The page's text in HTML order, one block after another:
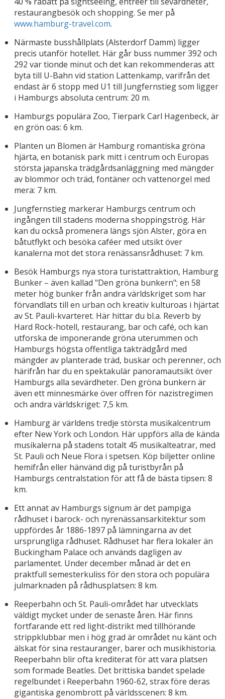
restaurangbesök och shopping. Se mer på
www.hamburg-travel.com.
Närmaste busshållplats (Alsterdorf Damm) ligger
precis utanför hotellet. Här går buss nummer 392 och
292 var tionde minut och det kan rekommenderas att
byta till U-Bahn vid station Lattenkamp, varifrån det
endast är 6 stopp med U1 till Jungfernstieg som ligger
i Hamburgs absoluta centrum: 20 m.
Hamburgs populära Zoo, Tierpark Carl Hagenbeck, är
en grön oas: 6 km.
Planten un Blomen är Hamburg romantiska gröna
hjärta, en botanisk park mitt i centrum och Europas
största japanska trädgårdsanläggning med mängder
av blommor och träd, fontäner och vattenorgel med
mera: 7 km.
Jungfernstieg markerar Hamburgs centrum och
ingången till stadens moderna shoppingströg. Här
kan du också promenera längs sjön Alster, göra en
båtutflykt och besöka caféer med utsikt över
kanalerna mot det stora renässansrådhuset: 7 km.
Besök Hamburgs nya stora turistattraktion, Hamburg
Bunker – även kallad "Den gröna bunkern"; en 58
meter hög bunker från andra världskriget som har
förvandlats till en urban och kreativ kulturoas i hjärtat
av St. Pauli-kvarteret. Här hittar du bl.a. Reverb by
Hard Rock-hotell, restaurang, bar och café, och kan
utforska de imponerande gröna uterummen och
Hamburgs högsta offentliga takträdgård med
mängder av planterade träd, buskar och perenner, och
härifrån har du en spektakulär panoramautsikt över
Hamburgs alla sevärdheter. Den gröna bunkern är
även ett minnesmärke över offren för nazistregimen
och andra världskriget: 7,5 km.
Hamburg är världens tredje största musikalcentrum
efter New York och London. Här uppförs alla de kända
musikalerna på stadens totalt 45 musikalteatrar, med
St. Pauli och Neue Flora i spetsen. Köp biljetter online
hemifrån eller hänvänd dig på turistbyrån på
Hamburgs centralstation för att få de bästa tipsen: 8
km.
Ett annat av Hamburgs signum är det pampiga
rådhuset i barock- och nyrenässansarkitektur som
uppfördes år 1886-1897 på lämningarna av det
ursprungliga rådhuset. Rådhuset har flera lokaler än
Buckingham Palace och används dagligen av
parlamentet. Under december månad är det en
praktfull semesterkuliss för den stora och populära
julmarknaden på rådhusplatsen: 8 km.
Reeperbahn och St. Pauli-området har utvecklats
väldigt mycket under de senaste åren. Här finns
fortfarande ett red light-distrikt med tillhörande
strippklubbar men i hög grad är området nu känt och
älskat för sina restauranger, barer och musikhistoria.
Reeperbahn blir ofta krediterat för att vara platsen
som formade Beatles. Det brittiska bandet spelade
regelbundet i Reeperbahn 1960-62, strax före deras
gigantiska genombrott på världsscenen: 8 km.